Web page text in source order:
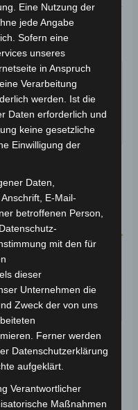
Kategorie:VM4
Stunden*
Seniorenmobil VM4.
Funktionalität und
zum Fahrzeug
Seniorenmobil VM4
Eine Nutzung der
jede Angabe
Sofern eine
unseres
in Anspruch
Verarbeitung
werden. Ist die
Daten erforderlich und
keine gesetzliche
Einwilligung der
Daten,
E-Mail-
betroffenen Person,
mit den für
dieser
Unternehmen die
Zweck der von uns
Ferner werden
Datenschutzerklärung
aufgeklärt.
Verantwortlicher
Maßnahmen